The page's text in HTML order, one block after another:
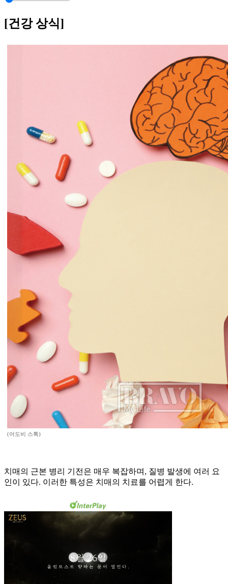
[건강 상식]
(어도비 스톡)
치매의 근본 병리 기전은 매우 복잡하며, 질병 발생에 여러 요
인이 있다. 이러한 특성은 치매의 치료를 어렵게 한다.